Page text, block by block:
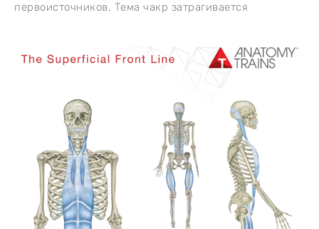
первоисточников. Тема чакр затрагивается